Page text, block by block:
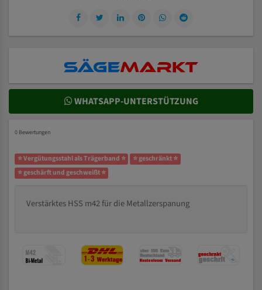
WHATSAPP-UNTERSTÜTZUNG
0 Bewertungen
⭐ Vergütungsstahl als Trägerband ⭐
⭐ geschränkt ⭐
⭐ geschärft und geschweißt ⭐
Verstärktes HSS m42 für die Metallzerspanung